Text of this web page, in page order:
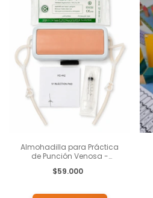
Almohadilla para Práctica
de Punción Venosa -
Transfusiones
$59.000